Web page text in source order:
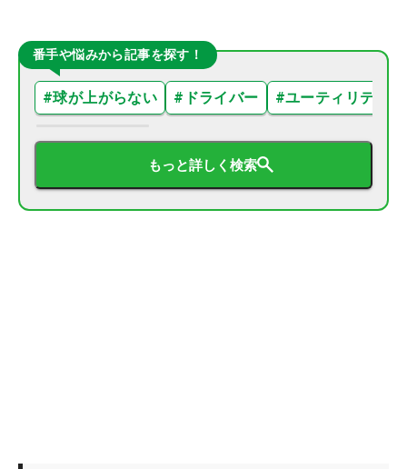
番手や悩みから記事を探す！
#球が上がらない # ドライバー #ユーティリティ
もっと詳しく検索